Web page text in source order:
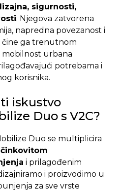
sigurnosti,
. Njegova zatvorena
napredna povezanost i
ga trenutnom
urbana
potrebama i
korisnika.
iskustvo
Duo s V2C?
Duo se multiplicira
i prilagođenim
i proizvodimo u
za sve vrste